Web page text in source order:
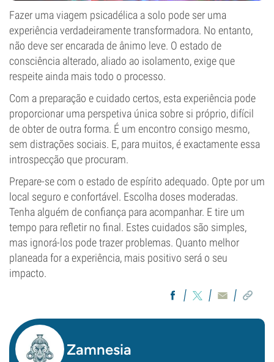
Fazer uma viagem psicadélica a solo pode ser uma
experiência verdadeiramente transformadora. No entanto,
não deve ser encarada de ânimo leve. O estado de
consciência alterado, aliado ao isolamento, exige que
respeite ainda mais todo o processo.
Com a preparação e cuidado certos, esta experiência pode
proporcionar uma perspetiva única sobre si próprio, difícil
de obter de outra forma. É um encontro consigo mesmo,
sem distrações sociais. E, para muitos, é exactamente essa
introspecção que procuram.
Prepare-se com o estado de espírito adequado. Opte por um
local seguro e confortável. Escolha doses moderadas.
Tenha alguém de confiança para acompanhar. E tire um
tempo para refletir no final. Estes cuidados são simples,
mas ignorá-los pode trazer problemas. Quanto melhor
planeada for a experiência, mais positivo será o seu
impacto.
Zamnesia